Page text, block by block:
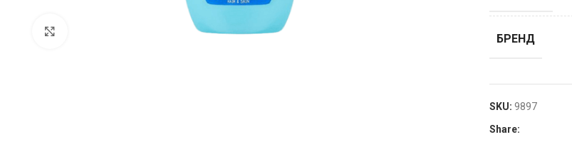
БРЕНД
SKU: 9897
Share: